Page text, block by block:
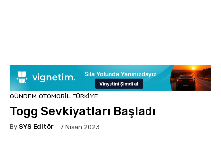
GÜNDEM OTOMOBIL TÜRKIYE
Togg Sevkiyatları Başladı
By SYS Editör 7 Nisan 2023